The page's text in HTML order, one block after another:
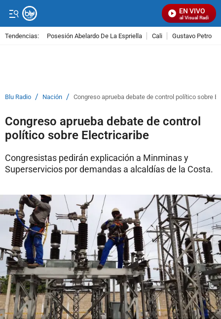
EN VIVO
Señal Visual Radio
Tendencias: Posesión Abelardo De La Espriella Cali Gustavo Petro
Blu Radio / Nación / Congreso aprueba debate de control político sobre
Congreso aprueba debate de control
político sobre Electricaribe
Congresistas pedirán explicación a Minminas y
Superservicios por demandas a alcaldías de la Costa.